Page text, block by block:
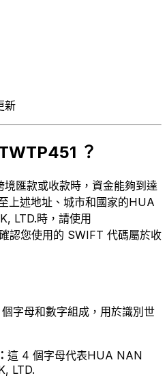
新
？
匯款或收款時，資金能夠到達
上述地址、城市和國家的HUA
LTD.時，請使用
認您使用的 SWIFT 代碼屬於收
字母和數字組成，用於識別世
這 4 個字母代表HUA NAN
LTD.